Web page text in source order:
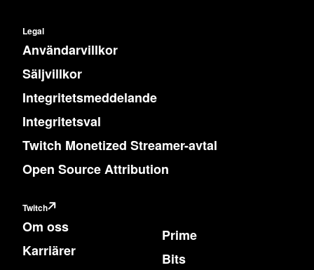
Legal
Användarvillkor
Säljvillkor
Integritetsmeddelande
Integritetsval
Twitch Monetized Streamer-avtal
Open Source Attribution
Twitch
Om oss
Karriärer
Prime
Bits